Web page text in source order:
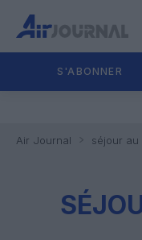
S'ABONNER
Air Journal séjour au